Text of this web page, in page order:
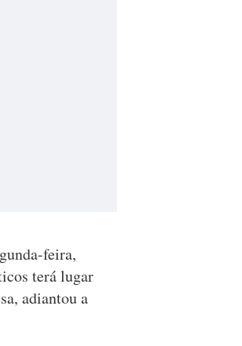
feira,
terá lugar
adiantou a